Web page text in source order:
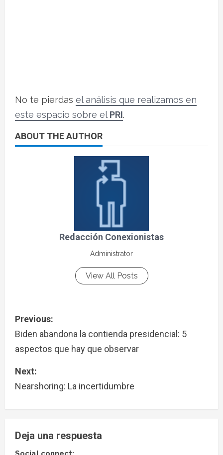
No te pierdas el análisis que realizamos en
este espacio sobre el PRI.
ABOUT THE AUTHOR
Redacción Conexionistas
Administrator
View All Posts
Previous:
Biden abandona la contienda presidencial: 5
aspectos que hay que observar
Next:
Nearshoring: La incertidumbre
Deja una respuesta